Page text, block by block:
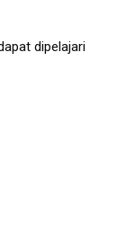
dipelajari